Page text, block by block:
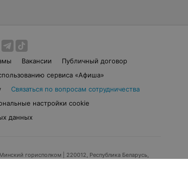
Вакансии
Публичный договор
сервиса «Афиша»
Связаться по вопросам сотрудничества
настройки cookie
данных
горисполком | 220012, Республика Беларусь,